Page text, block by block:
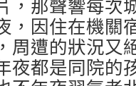
，那聲響每次
，因住在機關
周遭的狀況又
夜都是同院的